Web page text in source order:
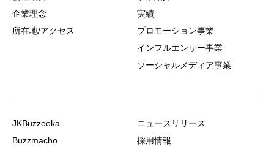
企業理念
所在地/アクセス
実績
プロモーション事業
インフルエンサー事業
ソーシャルメディア事業
JKBuzzooka
Buzzmacho
ニュースリリース
採用情報